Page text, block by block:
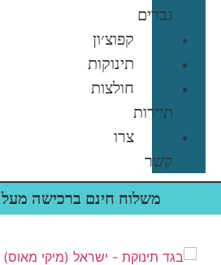
גברים
קפוצ׳ון
תינוקות
חולצות
תיירות
קשר
משלוח חינם ברכישה מעל 199 ש"ח !!!